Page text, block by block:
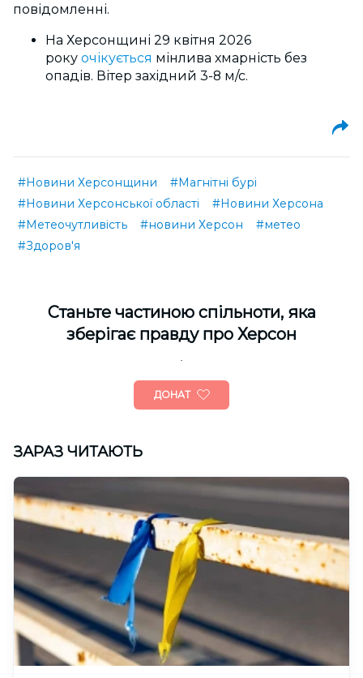
повідомленні.
На Херсонщині 29 квітня 2026
року очікується мінлива хмарність без
опадів. Вітер західний 3-8 м/с.
#Новини Херсонщини
#Магнітні бурі
#Новини Херсонської області
#Новини Херсона
#Метеочутливість
#новини Херсон
#метео
#Здоров'я
Cтаньте частиною спільноти, яка
зберігає правду про Херсон
ДОНАТ
ЗАРАЗ ЧИТАЮТЬ